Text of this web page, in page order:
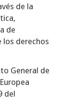
de la
de
derechos
General de
del